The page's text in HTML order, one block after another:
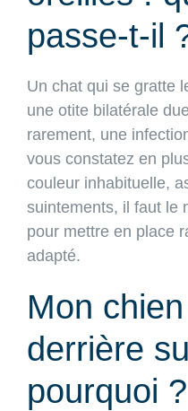
passe-t-il
Un chat qui se gratte
une otite bilatérale
rarement, une
vous constatez en
couleur inhabituelle,
suintements, il faut le
pour mettre en place
adapté.
Mon
derrière
pourquoi ?